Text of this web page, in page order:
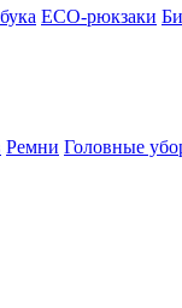
ECO-рюкзаки
Ремни Головные